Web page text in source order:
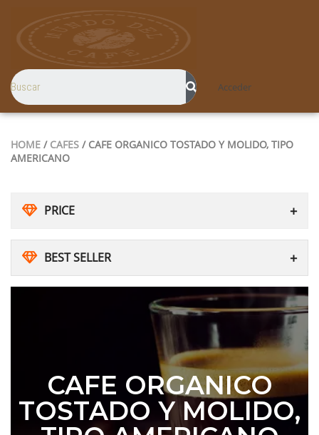
Acceder
HOME / CAFES / CAFE ORGANICO TOSTADO Y MOLIDO, TIPO
AMERICANO
PRICE
BEST SELLER
CAFE ORGANICO
TOSTADO Y MOLIDO,